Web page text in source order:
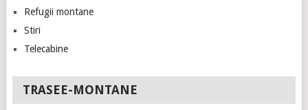
Refugii montane
Stiri
Telecabine
TRASEE-MONTANE